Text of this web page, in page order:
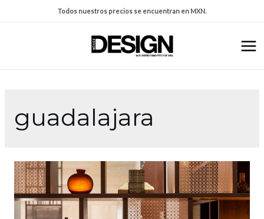
Todos nuestros precios se encuentran en MXN.
guadalajara